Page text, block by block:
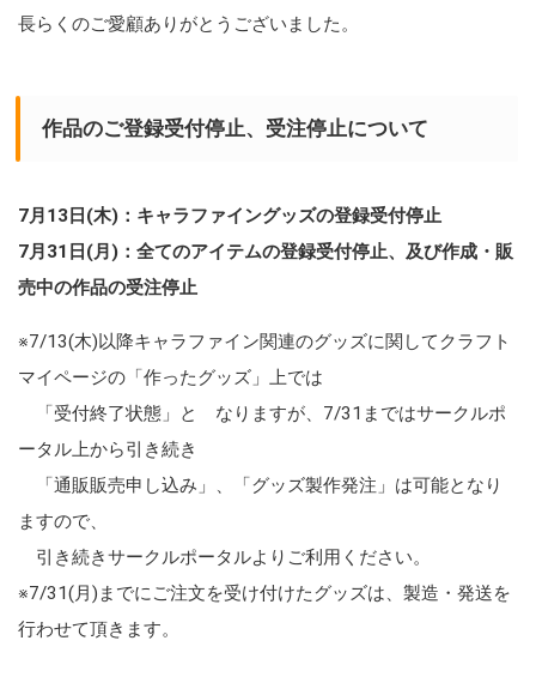
長らくのご愛顧ありがとうございました。
作品のご登録受付停止、受注停止について
7月13日(木)：キャラファイングッズの登録受付停止
7月31日(月)：全てのアイテムの登録受付停止、及び作成・販
売中の作品の受注停止
※7/13(木)以降キャラファイン関連のグッズに関してクラフト
マイページの「作ったグッズ」上では
「受付終了状態」と なりますが、7/31まではサークルポ
ータル上から引き続き
「通販販売申し込み」、「グッズ製作発注」は可能となり
ますので、
引き続きサークルポータルよりご利用ください。
※7/31(月)までにご注文を受け付けたグッズは、製造・発送を
行わせて頂きます。